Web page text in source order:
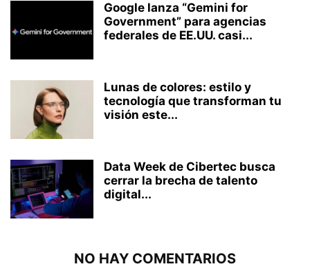
Google lanza “Gemini for
Government” para agencias
federales de EE.UU. casi...
Lunas de colores: estilo y
tecnología que transforman tu
visión este...
Data Week de Cibertec busca
cerrar la brecha de talento
digital...
NO HAY COMENTARIOS